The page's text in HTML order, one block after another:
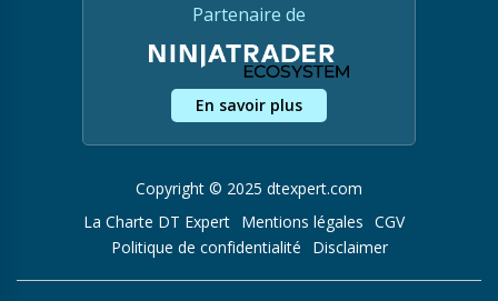
Partenaire de
En savoir plus
Copyright © 2025 dtexpert.com
La Charte DT Expert
Mentions légales CGV
Politique de confidentialité
Disclaimer